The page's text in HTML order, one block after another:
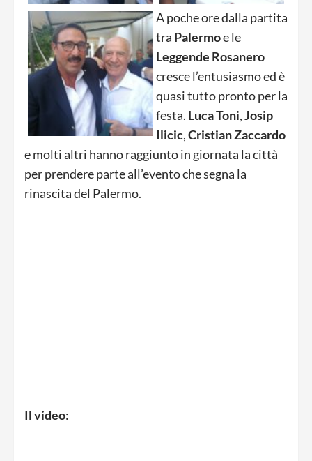
A poche ore dalla partita
tra Palermoe le
Leggende Rosanero
cresce l’entusiasmo ed è
quasi tutto pronto per la
festa. LucaToni,Josip
Ilicic,CristianZaccardo
e molti altri hanno raggiunto in giornata la città
per prendere parte all’evento che segna la
rinascita del Palermo.
Il video: